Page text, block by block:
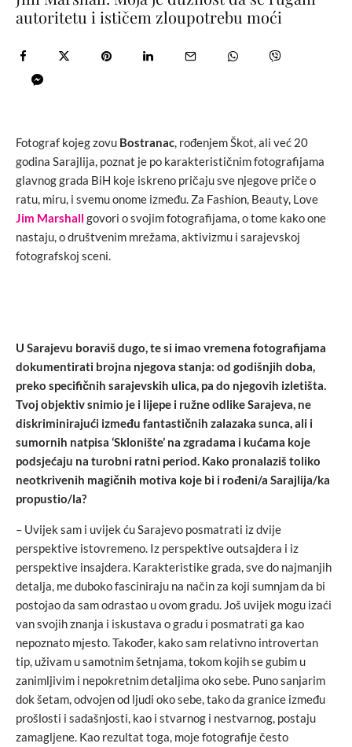
autoritetu i ističem zloupotrebu moći
Fotograf kojeg zovu Bostranac, rođenjem Škot, ali već 20
godina Sarajlija, poznat je po karakterističnim fotografijama
glavnog grada BiH koje iskreno pričaju sve njegove priče o
ratu, miru, i svemu onome između. Za Fashion, Beauty, Love
Jim Marshall govori o svojim fotografijama, o tome kako one
nastaju, o društvenim mrežama, aktivizmu i sarajevskoj
fotografskoj sceni.
U Sarajevu boraviš dugo, te si imao vremena fotografijama
dokumentirati brojna njegova stanja: od godišnjih doba,
preko specifičnih sarajevskih ulica, pa do njegovih izletišta.
Tvoj objektiv snimio je i lijepe i ružne odlike Sarajeva, ne
diskriminirajući između fantastičnih zalazaka sunca, ali i
sumornih natpisa ‘Sklonište’ na zgradama i kućama koje
podsjećaju na turobni ratni period. Kako pronalaziš toliko
neotkrivenih magičnih motiva koje bi i rođeni/a Sarajlija/ka
propustio/la?
– Uvijek sam i uvijek ću Sarajevo posmatrati iz dvije
perspektive istovremeno. Iz perspektive outsajdera i iz
perspektive insajdera. Karakteristike grada, sve do najmanjih
detalja, me duboko fasciniraju na način za koji sumnjam da bi
postojao da sam odrastao u ovom gradu. Još uvijek mogu izaći
van svojih znanja i iskustava o gradu i posmatrati ga kao
nepoznato mjesto. Također, kako sam relativno introvertan
tip, uživam u samotnim šetnjama, tokom kojih se gubim u
zanimljivim i nepokretnim detaljima oko sebe. Puno sanjarim
dok šetam, odvojen od ljudi oko sebe, tako da granice između
prošlosti i sadašnjosti, kao i stvarnog i nestvarnog, postaju
zamagljene. Kao rezultat toga, moje fotografije često